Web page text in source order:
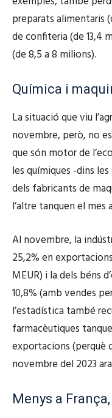
preparats alimentaris
de confiteria (de 13,4
(de 8,5 a 8 milions).
Química i
La situació que viu
novembre, però, no
que són motor de
les químiques -dins
dels fabricants de
l’altre tanquen el mes
Al novembre, la
25,2% en
MEUR) i la dels béns
10,8% (amb vendes
l’estadística també
farmacèutiques
exportacions (perquè
novembre del 2023
Menys a